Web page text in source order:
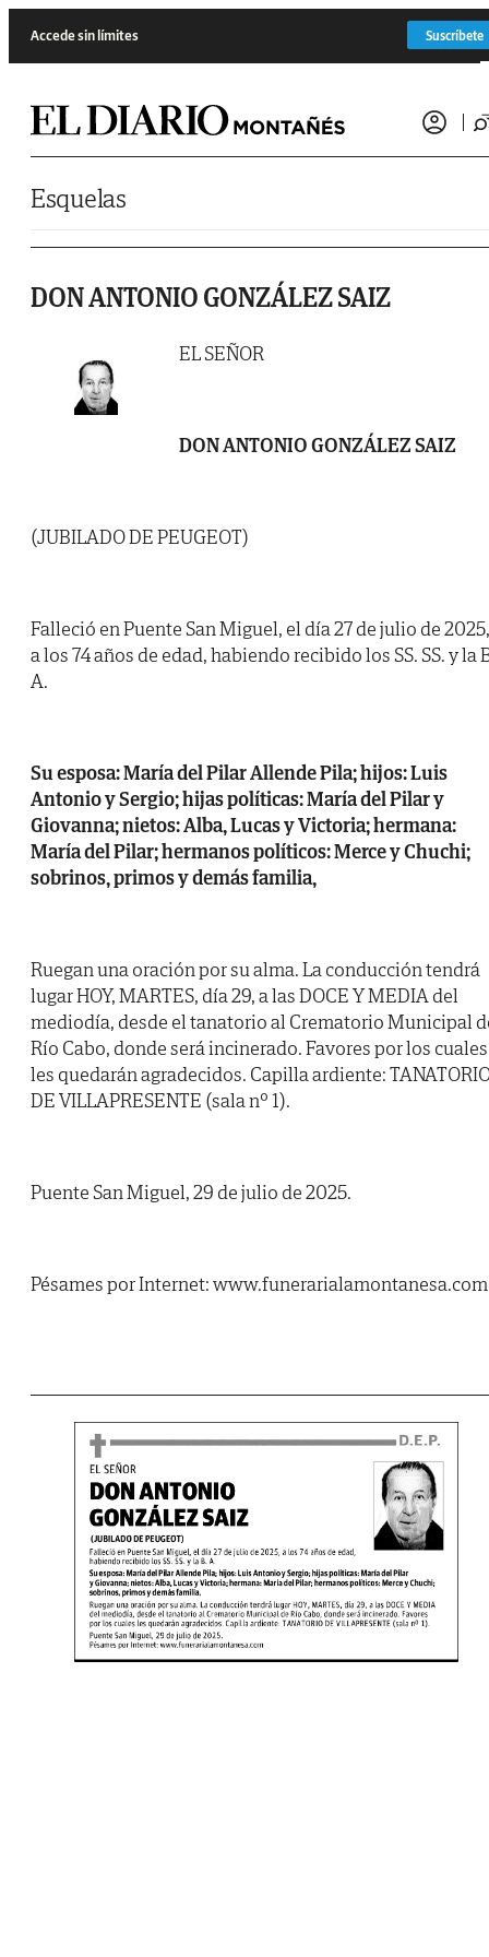
Accede sin límites Suscríbete
Esquelas
DON ANTONIO GONZÁLEZ SAIZ
EL SEÑOR
DON ANTONIO GONZÁLEZ SAIZ
(JUBILADO DE PEUGEOT)
Falleció en Puente San Miguel, el día 27 de julio de 2025,
a los 74 años de edad, habiendo recibido los SS. SS. y la
A.
Su esposa: María del Pilar Allende Pila; hijos: Luis
Antonio y Sergio; hijas políticas: María del Pilar y
Giovanna; nietos: Alba, Lucas y Victoria; hermana:
María del Pilar; hermanos políticos: Merce y Chuchi;
sobrinos, primos y demás familia,
Ruegan una oración por su alma. La conducción tendrá
lugar HOY, MARTES, día 29, a las DOCE Y MEDIA del
mediodía, desde el tanatorio al Crematorio Municipal
Río Cabo, donde será incinerado. Favores por los cuales
les quedarán agradecidos. Capilla ardiente:
DE VILLAPRESENTE (sala nº 1).
Puente San Miguel, 29 de julio de 2025.
Pésames por Internet: www.funerarialamontanesa.com